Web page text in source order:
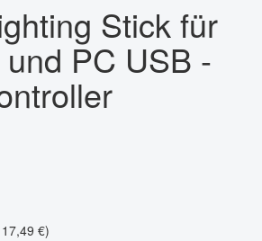
Stick für
PC USB -
€)